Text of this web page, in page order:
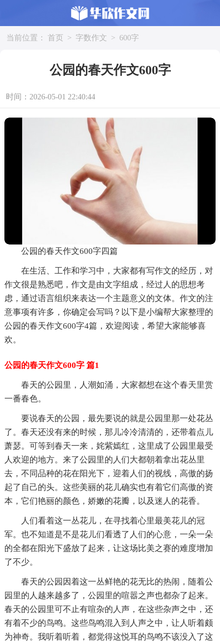
当前位置： 首页 > 字数作文 > 600字
公园的春天作文600字
时间：2026-05-01 22:40:44
公园的春天作文600字四篇
在生活、工作和学习中，大家都有写作文的经历，对
作文很是熟悉吧，作文是由文字组成，经过人的思想考
虑，通过语言组织来表达一个主题意义的文体。作文的注
意事项有许多，你确定会写吗？以下是小编帮大家整理的
公园的春天作文600字4篇，欢迎阅读，希望大家能够喜
欢。
公园的春天作文600字 篇1
春天的公园里，人潮如涌，大家都想在这个春天里赏
一番春色。
要说春天的公园，最先要说的就是公园里那一处花丛
了。春天还没有来的时候，那儿冷冷清清的，还带着点儿
萧瑟。可等到春天一来，姹紫嫣红，这里成了公园里最受
人欢迎的地方。来了公园里的人们大都朝着拿出花丛里
去，不同品种的花在阳光下，迎着人们的视线，高傲的扬
起了自己的头。这些美丽的花儿确实也有着它们高傲的资
本，它们艳丽的颜色，娇嫩的花瓣，以及迷人的花香。
人们看着这一丛花儿，在寻找着心里最美花儿的冠
军。也不知道是不是花儿们看透了人们的心意，一朵一朵
的全都在阳光下盛放了起来，让这场比美之赛的难度增加
了不少。
春天的公园因着这一丛鲜艳的花无比的热闹，随着公
园里的人越来越多了，公园里的喧嚣之声也都杂了起来。
春天的公园里可不止有喧杂的人声，在这些杂声之中，还
有着不少的鸟鸣。这些鸟鸣混入到人声之中，让人听着颇
为神奇。我听着听着，都觉得这悦耳的鸟鸣不该没入了这